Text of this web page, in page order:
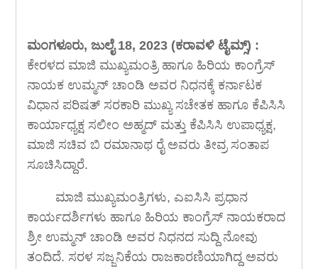
ಮಂಗಳೂರು, ಜುಲೈ 18, 2023 (ಕರಾವಳಿ ಟೈಮ್ಸ್) :
ಕೇರಳದ ಮಾಜಿ ಮುಖ್ಯಮಂತ್ರಿ ಹಾಗೂ ಹಿರಿಯ ಕಾಂಗ್ರೆಸ್
ನಾಯಕ ಉಮ್ಮನ್ ಚಾಂಡಿ ಅವರ ನಿಧನಕ್ಕೆ ಕರ್ನಾಟಕ
ವಿಧಾನ ಪರಿಷತ್ ಸರಕಾರಿ ಮುಖ್ಯ ಸಚೇತಕ ಹಾಗೂ ಕೆಪಿಸಿಸಿ
ಕಾರ್ಯಾಧ್ಯಕ್ಷ ಸಲೀಂ ಅಹ್ಮದ್ ಮತ್ತು ಕೆಪಿಸಿಸಿ ಉಪಾಧ್ಯಕ್ಷ,
ಮಾಜಿ ಸಚಿವ ಬಿ ರಮಾನಾಥ ರೈ ಅವರು ತೀವ್ರ ಸಂತಾಪ
ಸೂಚಿಸಿದ್ದಾರೆ.
ಮಾಜಿ ಮುಖ್ಯಮಂತ್ರಿಗಳು, ಎಐಸಿಸಿ ಪ್ರಧಾನ
ಕಾರ್ಯದರ್ಶಿಗಳು ಹಾಗೂ ಹಿರಿಯ ಕಾಂಗ್ರೆಸ್ ನಾಯಕರಾದ
ಶ್ರೀ ಉಮ್ಮನ್ ಚಾಂಡಿ ಅವರ ನಿಧನದ ಸುದ್ದಿ ನೋವು
ತಂದಿದೆ. ಸರಳ ಸಜ್ಜನಿಕೆಯ ರಾಜಕಾರಣಿಯಾಗಿದ್ದ ಅವರು